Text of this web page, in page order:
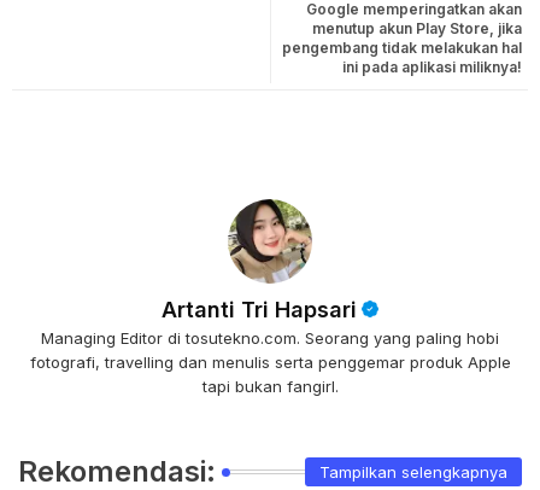
Google memperingatkan akan
menutup akun Play Store, jika
pengembang tidak melakukan hal
ini pada aplikasi miliknya!
Artanti Tri Hapsari
Managing Editor di tosutekno.com. Seorang yang paling hobi
fotografi, travelling dan menulis serta penggemar produk Apple
tapi bukan fangirl.
Rekomendasi: Tampilkan selengkapnya